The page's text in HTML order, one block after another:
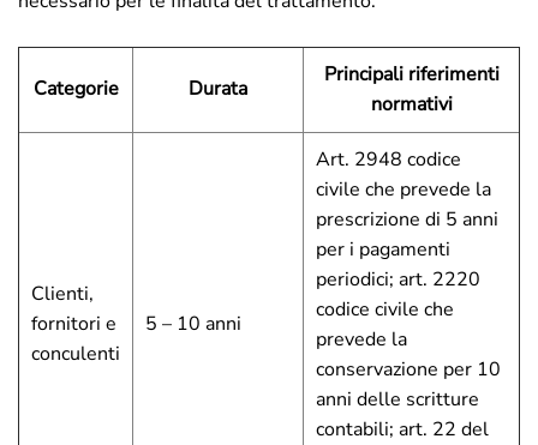
Categorie Durata
Principali riferimenti
normativi
Clienti,
fornitori e
conculenti
5 – 10 anni
Art. 2948 codice
civile che prevede la
prescrizione di 5 anni
per i pagamenti
periodici; art. 2220
codice civile che
prevede la
conservazione per 10
anni delle scritture
contabili; art. 22 del